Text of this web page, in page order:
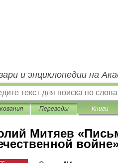
и энциклопедии на
Переводы Книги
Митяев